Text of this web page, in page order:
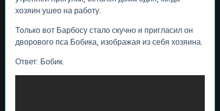
хозяин ушео на работу.
Только вот Барбосу стало скучно и пригласил он
дворового пса Бобика, изображая из себя хозяина.
Ответ: Бобик.